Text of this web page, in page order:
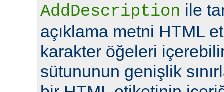
AddDescription ile
açıklama metni HTML
karakter öğeleri
sütununun genişlik